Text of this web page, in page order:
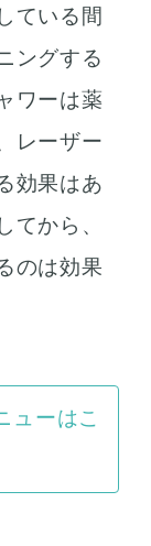
ている間
ングする
ワーは薬
レーザー
効果はあ
てから、
のは効果
ューはこ